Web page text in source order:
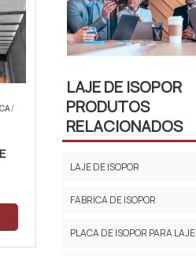
/
LAJE DE ISOPOR
PRODUTOS
RELACIONADOS
LAJE DE ISOPOR
FABRICA DE ISOPOR
PLACA DE ISOPOR PARA LAJE